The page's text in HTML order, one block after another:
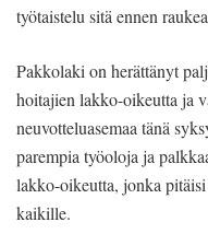
työtaistelu sitä ennen
Pakkolaki on herättänyt
hoitajien lakko-oikeutta ja
neuvotteluasemaa tänä
parempia työoloja ja
lakko-oikeutta, jonka pitäisi
kaikille.